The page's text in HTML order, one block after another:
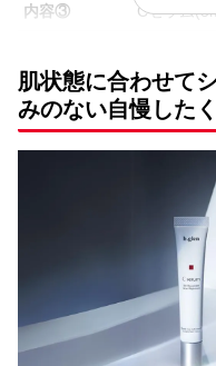
内容③ Cセラム
内容⑤ QuSome
内容⑥ QuSome
リ・セッ
肌状態に合わせて
みのない自慢した